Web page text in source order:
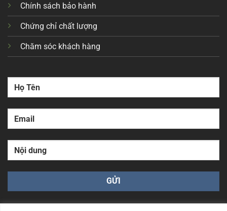
Chính sách bảo hành
Chứng chỉ chất lượng
Chăm sóc khách hàng